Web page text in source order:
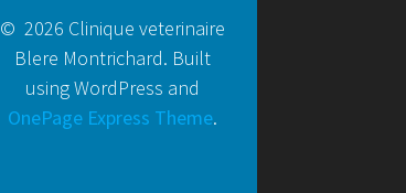
© 2026 Clinique veterinaire
Blere Montrichard. Built
using WordPress and
OnePage Express Theme.